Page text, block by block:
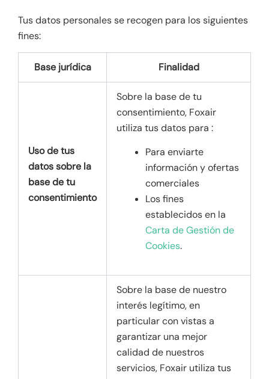
Tus datos personales se recogen para los siguientes
fines:
Base jurídica Finalidad
Uso de tus
datos sobre la
base de tu
consentimiento
Sobre la base de tu
consentimiento, Foxair
utiliza tus datos para :
Para enviarte
información y ofertas
comerciales
Los fines
establecidos en la
Carta de Gestión de
Cookies.
Sobre la base de nuestro
interés legítimo, en
particular con vistas a
garantizar una mejor
calidad de nuestros
servicios, Foxair utiliza tus